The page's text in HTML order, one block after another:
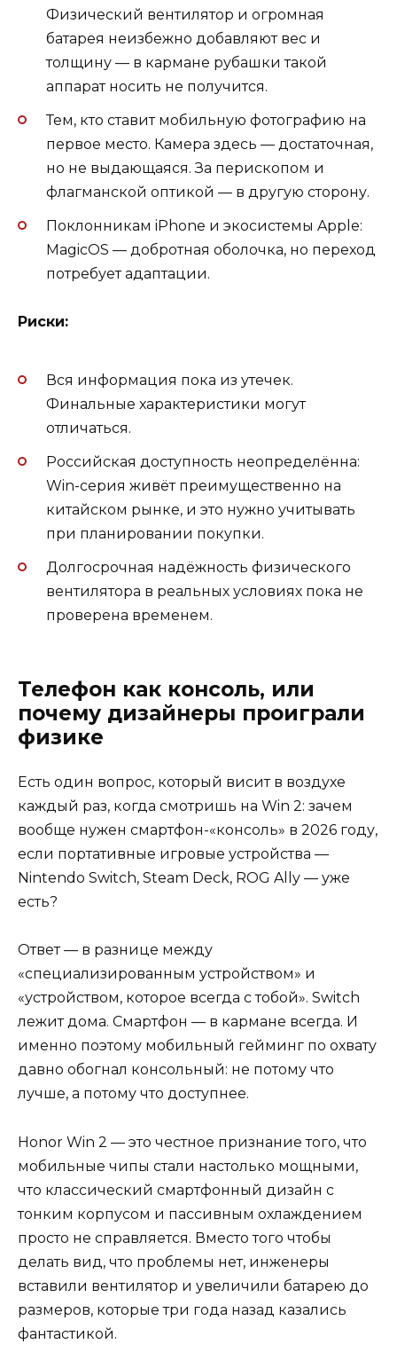
Физический вентилятор и огромная
батарея неизбежно добавляют вес и
толщину — в кармане рубашки такой
аппарат носить не получится.
Тем, кто ставит мобильную фотографию на
первое место. Камера здесь — достаточная,
но не выдающаяся. За перископом и
флагманской оптикой — в другую сторону.
Поклонникам iPhone и экосистемы Apple:
MagicOS — добротная оболочка, но переход
потребует адаптации.
Риски:
Вся информация пока из утечек.
Финальные характеристики могут
отличаться.
Российская доступность неопределённа:
Win-серия живёт преимущественно на
китайском рынке, и это нужно учитывать
при планировании покупки.
Долгосрочная надёжность физического
вентилятора в реальных условиях пока не
проверена временем.
Телефон как консоль, или
почему дизайнеры проиграли
физике
Есть один вопрос, который висит в воздухе
каждый раз, когда смотришь на Win 2: зачем
вообще нужен смартфон-«консоль» в 2026 году,
если портативные игровые устройства —
Nintendo Switch, Steam Deck, ROG Ally — уже
есть?
Ответ — в разнице между
«специализированным устройством» и
«устройством, которое всегда с тобой». Switch
лежит дома. Смартфон — в кармане всегда. И
именно поэтому мобильный гейминг по охвату
давно обогнал консольный: не потому что
лучше, а потому что доступнее.
Honor Win 2 — это честное признание того, что
мобильные чипы стали настолько мощными,
что классический смартфонный дизайн с
тонким корпусом и пассивным охлаждением
просто не справляется. Вместо того чтобы
делать вид, что проблемы нет, инженеры
вставили вентилятор и увеличили батарею до
размеров, которые три года назад казались
фантастикой.